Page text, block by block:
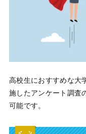
高校生におすすめな大
施したアンケート調査
可能です。